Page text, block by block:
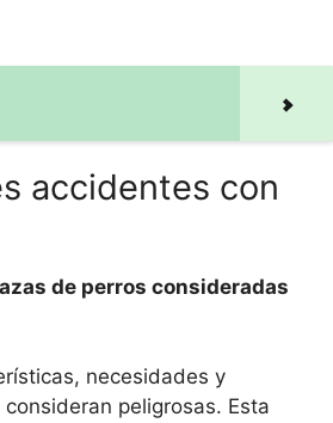
accidentes con
de perros consideradas
necesidades y
peligrosas. Esta